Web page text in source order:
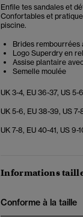
Enfile tes sandales et
Confortables et
piscine.
Brides rembourrées
Logo Superdry en
Assise plantaire
Semelle moulée
UK 3-4, EU 36-37, US 5-6
UK 5-6, EU 38-39, US 7-
UK 7-8, EU 40-41, US 9-
Informations
Conforme à la taille